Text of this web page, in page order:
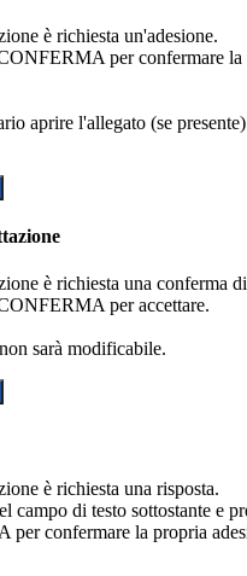
è richiesta un'adesione.
per confermare la
aprire l'allegato (se
è richiesta una conferma
per accettare.
sarà modificabile.
è richiesta una risposta.
campo di testo sottostante e
per confermare la propria